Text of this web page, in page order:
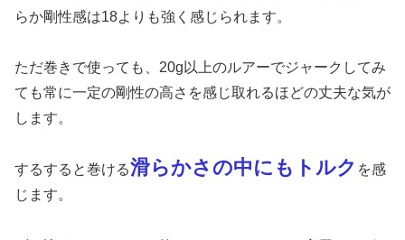
らか剛性感は18よりも強く感じられます。
ただ巻きで使っても、20g以上のルアーでジャークしてみ
ても常に一定の剛性の高さを感じ取れるほどの丈夫な気が
します。
するすると巻ける滑らかさの中にもトルク を感
じます。